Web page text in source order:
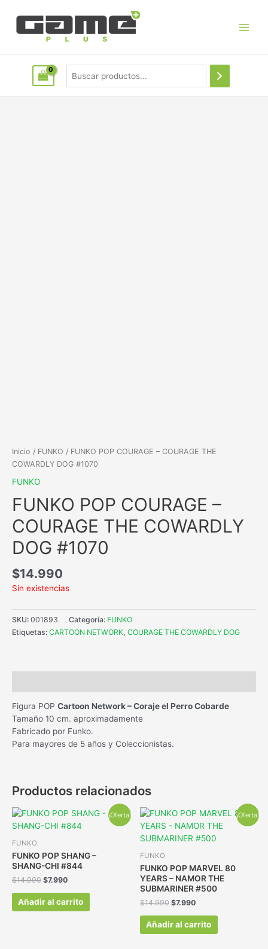
Inicio / FUNKO / FUNKO POP COURAGE – COURAGE THE
COWARDLY DOG #1070
FUNKO
FUNKO POP COURAGE –
COURAGE THE COWARDLY
DOG #1070
$14.990
Sin existencias
SKU: 001893 Categoría: FUNKO
Etiquetas: CARTOON NETWORK, COURAGE THE COWARDLY DOG
Figura POP Cartoon Network – Coraje el Perro Cobarde
Tamaño 10 cm. aproximadamente
Fabricado por Funko.
Para mayores de 5 años y Coleccionistas.
Productos relacionados
¡Oferta!
FUNKO
FUNKO POP SHANG –
SHANG-CHI #844
$14.990 $7.990
Añadir al carrito
¡Oferta!
FUNKO
FUNKO POP MARVEL 80
YEARS – NAMOR THE
SUBMARINER #500
$14.990 $7.990
Añadir al carrito